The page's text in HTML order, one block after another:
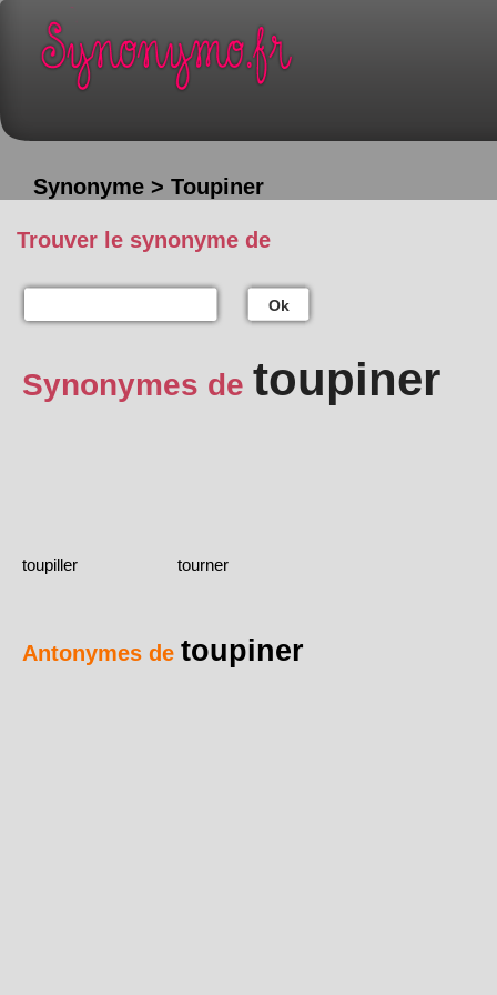
Synonyme > Toupiner
Trouver le synonyme de
Ok
Synonymes de toupiner
toupiller tourner
Antonymes de toupiner